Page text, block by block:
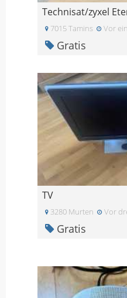
Technisat/zyxel
7015 Tamins Vor
Gratis
TV
3280 Murten Vor
Gratis